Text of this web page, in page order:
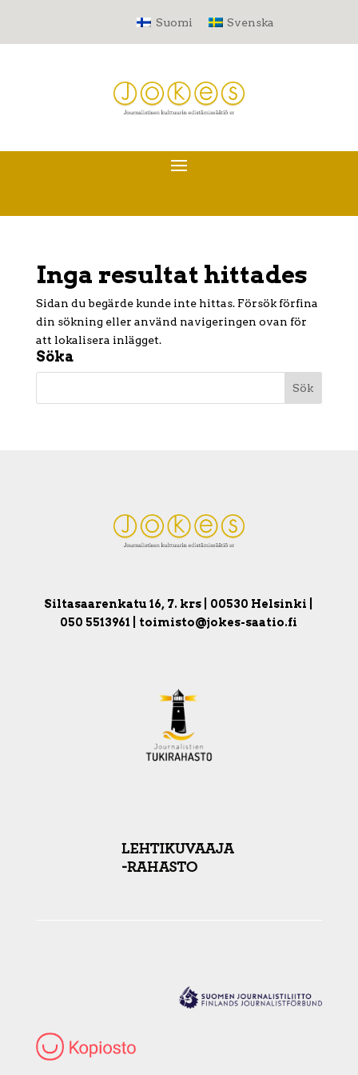
Suomi Svenska
Inga resultat hittades
Sidan du begärde kunde inte hittas. Försök förfina
din sökning eller använd navigeringen ovan för
att lokalisera inlägget.
Söka
Siltasaarenkatu 16, 7. krs | 00530 Helsinki |
050 5513961 | toimisto@jokes-saatio.fi